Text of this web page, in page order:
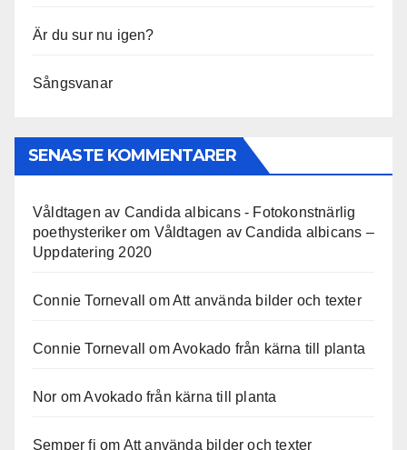
Är du sur nu igen?
Sångsvanar
SENASTE KOMMENTARER
Våldtagen av Candida albicans - Fotokonstnärlig
poethysterikerom Våldtagen av Candida albicans –
Uppdatering 2020
Connie Tornevall omAtt använda bilder och texter
Connie Tornevall omAvokado från kärna till planta
Nor omAvokado från kärna till planta
Semper fi om Att använda bilder och texter